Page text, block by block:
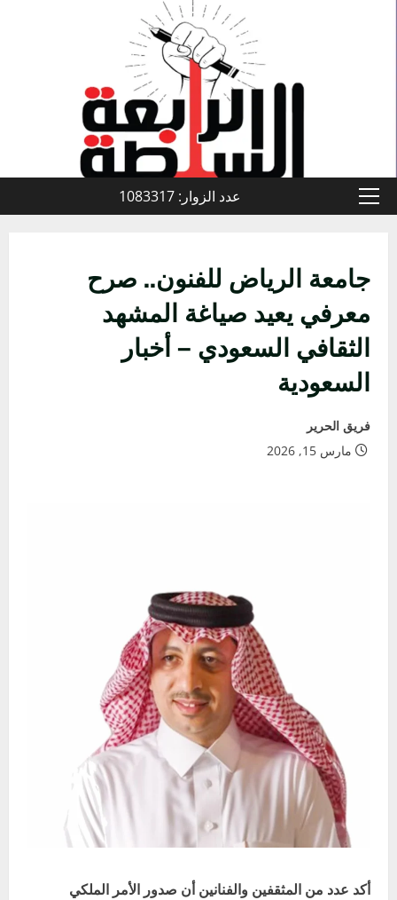
القائمة
عدد الزوار: 1083317
جامعة الرياض للفنون.. صرح
معرفي يعيد صياغة المشهد
الثقافي السعودي – أخبار
السعودية
فريق الحرير
مارس 15, 2026
أكد عدد من المثقفين والفنانين أن صدور الأمر الملكي